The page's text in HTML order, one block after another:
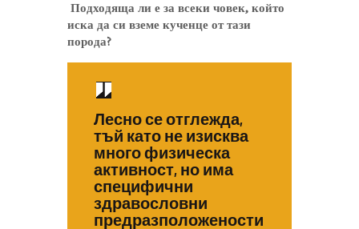
Подходяща ли е за всеки човек, който
иска да си вземе кученце от тази
порода?
Лесно се отглежда,
тъй като не изисква
много физическа
активност, но има
специфични
здравословни
предразположености